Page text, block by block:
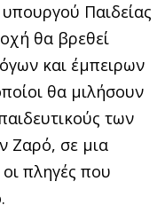
Παιδείας
θα βρεθεί
και έμπειρων
θα μιλήσουν
των
Ζαρό, σε μια
πληγές που